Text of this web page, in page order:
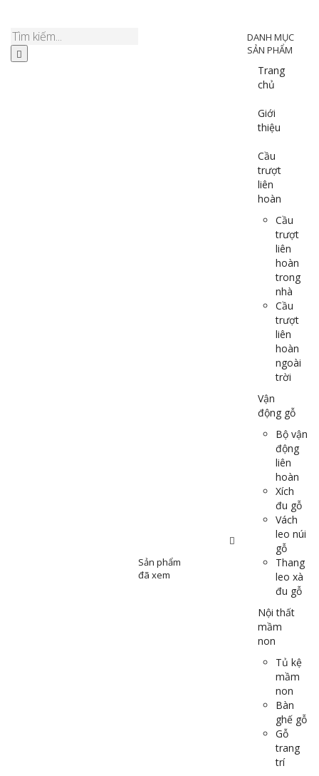
Sản phẩm
đã xem
DANH MỤC
SẢN PHẨM
Trang
chủ
Giới
thiệu
Cầu
trượt
liên
hoàn
Cầu
trượt
liên
hoàn
trong
nhà
Cầu
trượt
liên
hoàn
ngoài
trời
Vận
động gỗ
Bộ vận
động
liên
hoàn
Xích
đu gỗ
Vách
leo núi
gỗ
Thang
leo xà
đu gỗ
Nội thất
mầm
non
Tủ kệ
mầm
non
Bàn
ghế gỗ
Gỗ
trang
trí